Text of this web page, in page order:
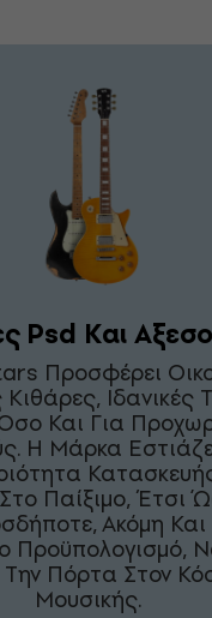
Psd Και
Προσφέρει
Κιθάρες, Ιδανικές
Και Για
Η Μάρκα
Παίξιμο, Έτσι
Ακόμη
Προϋπολογισμό,
Την Πόρτα Στον
Μουσικής.